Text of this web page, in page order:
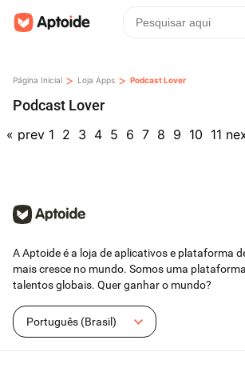
Página Inicial > Loja Apps > Podcast Lover
Podcast Lover
« prev 1 2 3 4 5 6 7 8 9 10 11
A Aptoide é a loja de aplicativos e plataforma
mais cresce no mundo. Somos uma
talentos globais. Quer ganhar o mundo?
Português (Brasil)